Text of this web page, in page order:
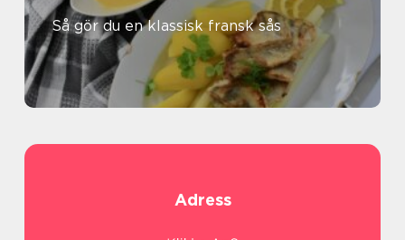
Så gör du en klassisk fransk sås
Adress